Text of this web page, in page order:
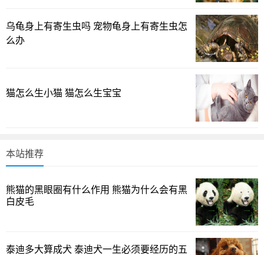
在北方，许多塘口到了寒冬潜伏期，水面逐渐冻结，水
温常在0-4℃之间，鱼类的新陈代谢几乎停滞，摄食欲望也大
幅下降。这时盲目投喂只会浪费饲料，还会带来污染和疾病
风险，因此“停喂保氧”往往成为首选。我的经验是，当塘水进
入结冰期，优先保证水体氧气和体温，尽量减少物理扰动，
主，避免让鱼体重在寒冬里进一步流失。你有没有遇到过“冰
往取决于水质和鱼群的健康水平。
尽管不少人倾向冬季完全停喂，但有经验的养殖户坚持
乌龟身上有寄生虫吗 宠物龟身上有寄生虫怎
么办
猫怎么生小猫 猫怎么生宝宝
本站推荐
熊猫的黑眼圈有什么作用 熊猫为什么会有黑
白皮毛
泰迪多大算成犬 泰迪犬一生必须要经历的五